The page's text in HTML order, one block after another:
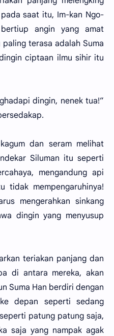
saat itu, Im-kan Ngo-
angin yang amat
terasa adalah Suma
ciptaan ilmu sihir itu
dingin, nenek tua!”
dan seram melihat
Siluman itu seperti
mengandung api
tidak mempengaruhinya!
mengerahkan sinkang
dingin yang menyusup
teriakan panjang dan
di antara mereka, akan
Suma Han berdiri dengan
depan seperti sedang
patung patung saja,
saja yang nampak agak